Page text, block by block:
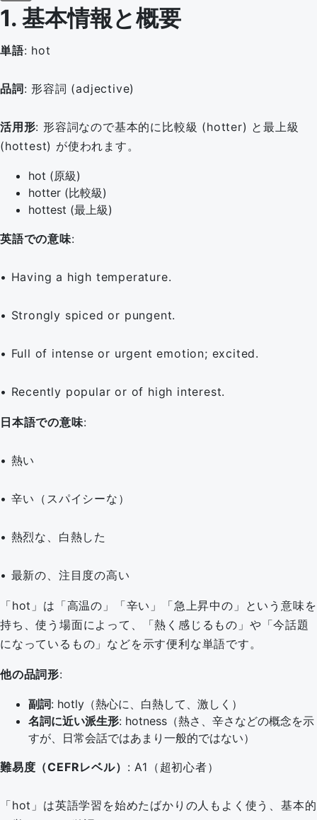
1. 基本情報と概要
単語: hot
品詞: 形容詞 (adjective)
活用形: 形容詞なので基本的に比較級 (hotter) と最上級
(hottest) が使われます。
hot (原級)
hotter (比較級)
hottest (最上級)
英語での意味:
• Having a high temperature.
• Strongly spiced or pungent.
• Full of intense or urgent emotion; excited.
• Recently popular or of high interest.
日本語での意味:
• 熱い
• 辛い（スパイシーな）
• 熱烈な、白熱した
• 最新の、注目度の高い
「hot」は「高温の」「辛い」「急上昇中の」という意味を
持ち、使う場面によって、「熱く感じるもの」や「今話題
になっているもの」などを示す便利な単語です。
他の品詞形:
副詞: hotly（熱心に、白熱して、激しく）
名詞に近い派生形: hotness（熱さ、辛さなどの概念を示
すが、日常会話ではあまり一般的ではない）
難易度（CEFRレベル） : A1（超初心者）
「hot」は英語学習を始めたばかりの人もよく使う、基本的